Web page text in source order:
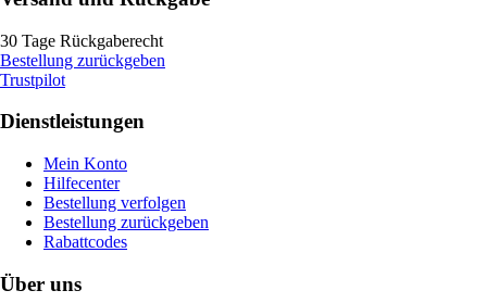
30 Tage Rückgaberecht
Bestellung zurückgeben
Trustpilot
Dienstleistungen
Mein Konto
Hilfecenter
Bestellung verfolgen
Bestellung zurückgeben
Rabattcodes
Über uns